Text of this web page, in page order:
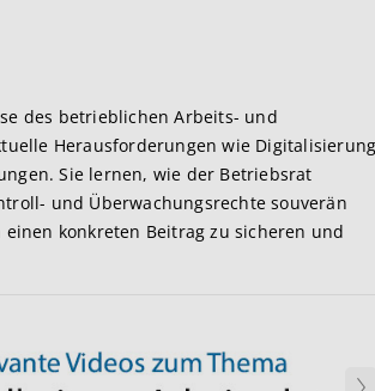
des betrieblichen Arbeits- und
Herausforderungen wie
Sie lernen, wie der Betriebsrat
und Überwachungsrechte souverän
konkreten Beitrag zu sicheren und